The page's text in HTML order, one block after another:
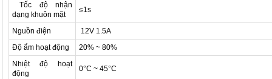
Tốc độ nhận
dạng khuôn mặt
≤1s
Nguồn điện
12V 1.5A
Độ ẩm hoạt động
20% ~ 80%
Nhiệt độ hoạt
động
0°C ~ 45°C